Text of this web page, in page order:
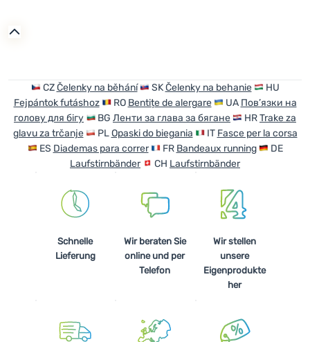
CZČelenky na běhání SKČelenky na behanie
HU
Fejpántok futáshoz
RO Bentițe de alergare UA Пов’язки на
голову для бігу
BG Ленти за глава за бягане HRTrake za
glavu za trčanje
PLOpaski do biegania IT Fasce per la corsa
ES Diademas para correr FR Bandeaux running
DE
Laufstirnbänder
CH Laufstirnbänder
Schnelle
Lieferung
Wir beraten Sie
online und per
Telefon
Wir stellen
unsere
Eigenprodukte
her